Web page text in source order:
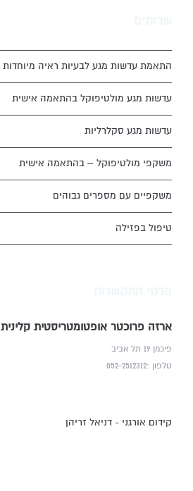
התאמת עדשות מגע לבעיות ראיה מיוחדות
עדשות מגע מולטיפוקל בהתאמה אישית
עדשות מגע סקלרליות
משקפי מולטיפוקל – בהתאמה אישית
משקפיים עם מספרים גבוהים
טיפול בפזילה
ארזה פרוכטר אופטומטריסטית קלינית
פיכמן 19 תל אביב
טלפון :052-2512312
קידום אורגני - דניאל זריהן